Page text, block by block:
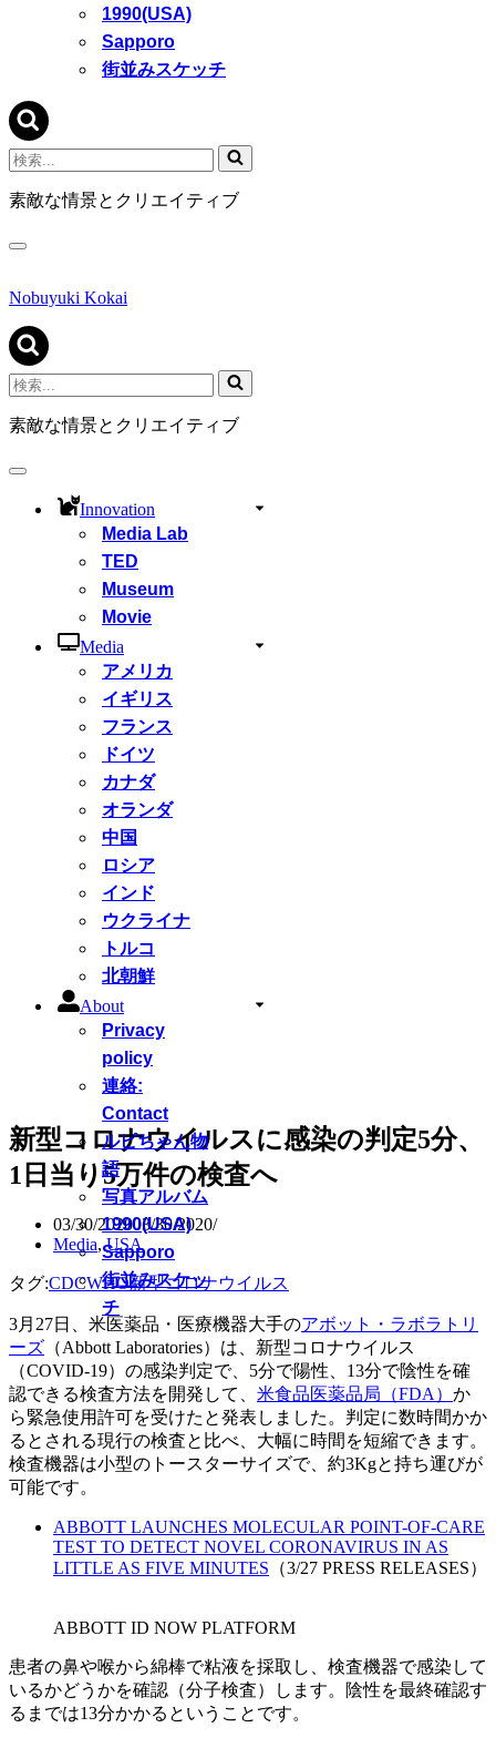
1990(USA)
Sapporo
街並みスケッチ
検
索...
素敵な情景とクリエイティブ
ナ
ゲ
シ
ョ
ン
メ
ニ
ュ
Nobuyuki Kokai
検
索...
素敵な情景とクリエイティブ
ナ
Innovation
Media Lab
TED
Museum
Movie
Media
アメリカ
イギリス
フランス
ドイツ
カナダ
オランダ
中国
ロシア
インド
ウクライナ
トルコ
北朝鮮
About
Privacy
policy
連絡:
Contact
ルピちゃん物
語
写真アルバム
1990(USA)
Sapporo
街並みスケッ
チ
新型コロナウイルスに感染の判定5分、
1日当り5万件の検査へ
03/30/202003/30/2020
Media,USA
タグ:CDCWHO新型コロナウイルス
3月27日、米医薬品・医療機器大手のアボット・ラボラトリ
ーズ （Abbott Laboratories）は、新型コロナウイルス
（COVID-19）の感染判定で、5分で陽性、13分で陰性を確
認できる検査方法を開発して、 米食品医薬品局（FDA） か
ら緊急使用許可を受けたと発表しました。判定に数時間かか
るとされる現行の検査と比べ、大幅に時間を短縮できます。
検査機器は小型のトースターサイズで、約3Kgと持ち運びが
可能です。
ABBOTT LAUNCHES MOLECULAR POINT-OF-CARE
TEST TO DETECT NOVEL CORONAVIRUS IN AS
LITTLE AS FIVE MINUTES （3/27 PRESS RELEASES）
ABBOTT ID NOW PLATFORM
患者の鼻や喉から綿棒で粘液を採取し、検査機器で感染して
いるかどうかを確認（分子検査）します。陰性を最終確認す
るまでは13分かかるということです。